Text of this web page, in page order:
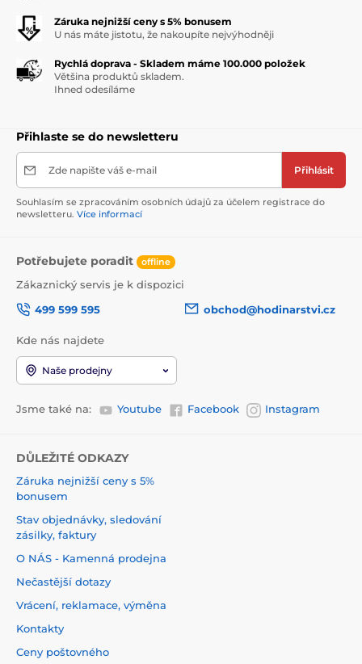
Záruka nejnižší ceny s 5% bonusem
U nás máte jistotu, že nakoupíte nejvýhodněji
Rychlá doprava - Skladem máme 100.000 položek
Většina produktů skladem.
Ihned odesíláme
Přihlaste se do newsletteru
Zde napište váš e-mail Přihlásit
Souhlasím se zpracováním osobních údajů za účelem registrace do
newsletteru. Více informací
Potřebujete poradit offline
Zákaznický servis je k dispozici
499 599 595
obchod@hodinarstvi.cz
Kde nás najdete
Naše prodejny
Jsme také na: Youtube Facebook Instagram
DŮLEŽITÉ ODKAZY
Záruka nejnižší ceny s 5%
bonusem
Stav objednávky, sledování
zásilky, faktury
O NÁS - Kamenná prodejna
Nečastější dotazy
Vrácení, reklamace, výměna
Kontakty
Ceny poštovného